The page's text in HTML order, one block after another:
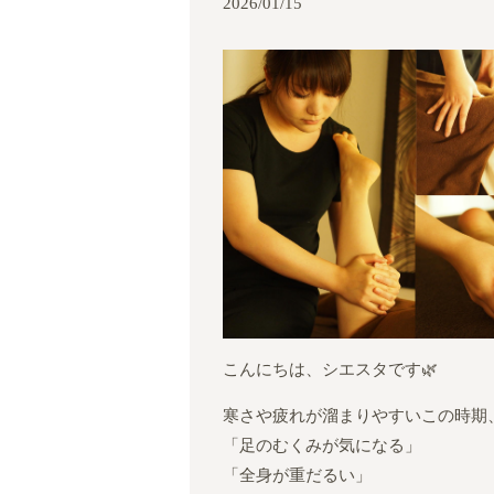
こんにちは、シエスタです🌿
寒さや疲れが溜まりやすいこの時期
「足のむくみが気になる」
「全身が重だるい」